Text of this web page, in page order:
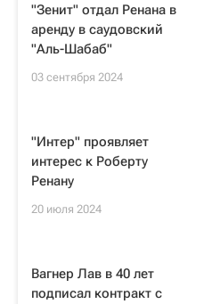
"Зенит" отдал Ренана в
аренду в саудовский
"Аль-Шабаб"
03 сентября 2024
"Интер" проявляет
интерес к Роберту
Ренану
20 июля 2024
Вагнер Лав в 40 лет
подписал контракт с